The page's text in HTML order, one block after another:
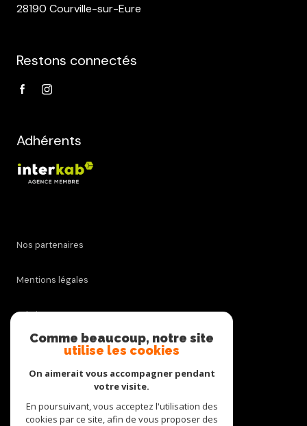
28190 Courville-sur-Eure
Restons connectés
Adhérents
Nos partenaires
Mentions légales
Admin
Nos honoraires
Cookies
Comme beaucoup, notre site
utilise les cookies
On aimerait vous accompagner pendant
votre visite.
En poursuivant, vous acceptez l'utilisation des
cookies par ce site, afin de vous proposer des